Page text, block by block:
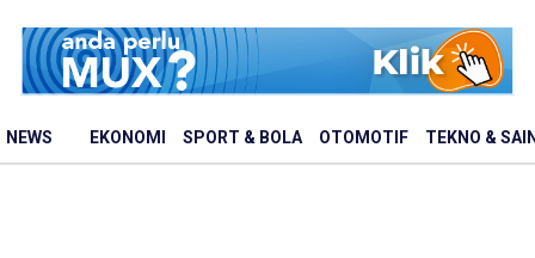
NEWS EKONOMI SPORT & BOLA OTOMOTIF TEKNO &